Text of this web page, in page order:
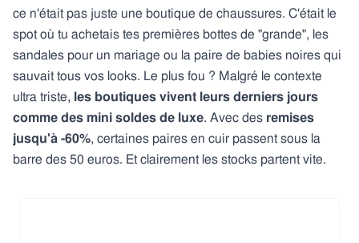
ce n'était pas juste une boutique de chaussures. C'était le
spot où tu achetais tes premières bottes de "grande", les
sandales pour un mariage ou la paire de babies noires qui
sauvait tous vos looks. Le plus fou ? Malgré le contexte
ultra triste, les boutiques vivent leurs derniers jours
comme des mini soldes de luxe. Avec des remises
jusqu'à -60%, certaines paires en cuir passent sous la
barre des 50 euros. Et clairement les stocks partent vite.